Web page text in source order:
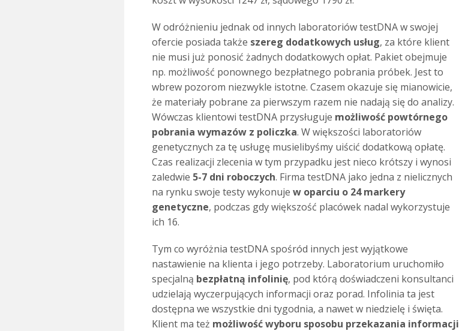
W odróżnieniu jednak od innych laboratoriów testDNA w swojej
ofercie posiada także szereg dodatkowych usług, za które klient
nie musi już ponosić żadnych dodatkowych opłat. Pakiet obejmuje
np. możliwość ponownego bezpłatnego pobrania próbek. Jest to
wbrew pozorom niezwykle istotne. Czasem okazuje się mianowicie,
że materiały pobrane za pierwszym razem nie nadają się do analizy.
Wówczas klientowi testDNA przysługuje możliwość powtórnego
pobrania wymazów z policzka. W większości laboratoriów
genetycznych za tę usługę musielibyśmy uiścić dodatkową opłatę.
Czas realizacji zlecenia w tym przypadku jest nieco krótszy i wynosi
zaledwie 5-7 dni roboczych. Firma testDNA jako jedna z nielicznych
na rynku swoje testy wykonuje w oparciu o 24 markery
genetyczne, podczas gdy większość placówek nadal wykorzystuje
ich 16.
Tym co wyróżnia testDNA spośród innych jest wyjątkowe
nastawienie na klienta i jego potrzeby. Laboratorium uruchomiło
specjalną bezpłatną infolinię, pod którą doświadczeni konsultanci
udzielają wyczerpujących informacji oraz porad. Infolinia ta jest
dostępna we wszystkie dni tygodnia, a nawet w niedzielę i święta.
Klient ma też możliwość wyboru sposobu przekazania informacji